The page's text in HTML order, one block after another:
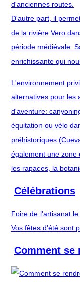
d'anciennes routes.
D'autre part, il
de la rivière Vero
période médiévale.
enrichissante qui
L'environnement
alternatives pour les
d'aventure:
équitation ou vélo
préhistoriques
également une zone
les rapaces, la
Célébrations
Foire de l'artisanat le
Vos fêtes d'été sont
Comment se